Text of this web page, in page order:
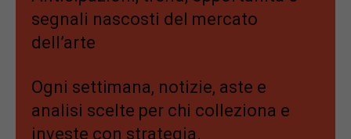
segnali nascosti del mercato
dell’arte
Ogni settimana, notizie, aste e
analisi scelte per chi colleziona e
investe con strategia.